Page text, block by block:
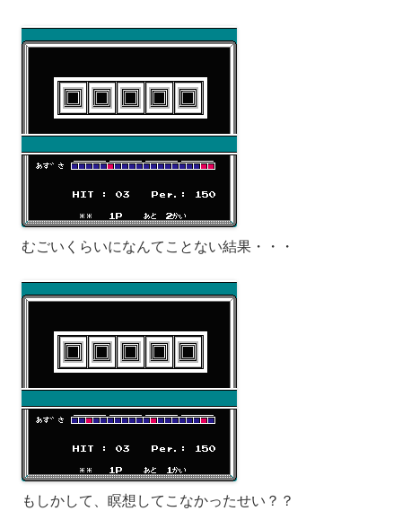
むごいくらいになんてことない結果・・・
もしかして、瞑想してこなかったせい？？